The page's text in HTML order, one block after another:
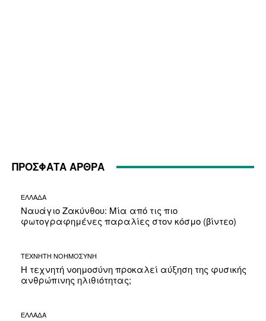
ΠΡΟΣΦΑΤΑ ΑΡΘΡΑ
ΕΛΛΑΔΑ
Ναυάγιο Ζακύνθου: Μία από τις πιο
φωτογραφημένες παραλίες στον κόσμο (βίντεο)
ΤΕΧΝΗΤΗ ΝΟΗΜΟΣΥΝΗ
Η τεχνητή νοημοσύνη προκαλεί αύξηση της φυσικής
ανθρώπινης ηλιθιότητας;
ΕΛΛΑΔΑ